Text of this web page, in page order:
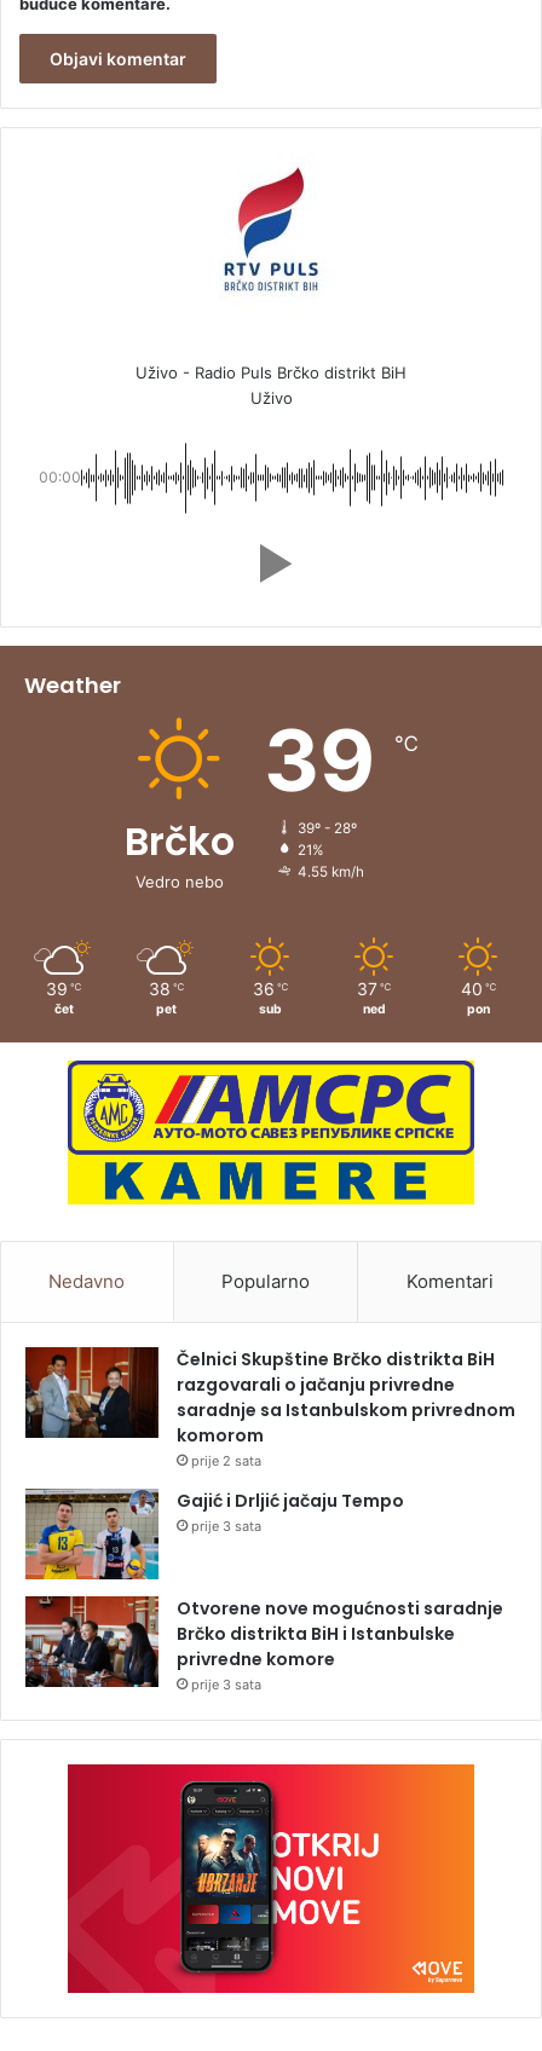
Uživo - Radio Puls Brčko distrikt BiH
Uživo
00:00
Weather
Brčko
Vedro nebo
39 ℃
39º - 28º
21%
4.55 km/h
39 ℃
čet
38 ℃
pet
36 ℃
sub
37 ℃
ned
40 ℃
pon
Nedavno Popularno Komentari
Čelnici Skupštine Brčko distrikta BiH
razgovarali o jačanju privredne
saradnje sa Istanbulskom privrednom
komorom
prije 2 sata
Gajić i Drljić jačaju Tempo
prije 3 sata
Otvorene nove mogućnosti saradnje
Brčko distrikta BiH i Istanbulske
privredne komore
prije 3 sata